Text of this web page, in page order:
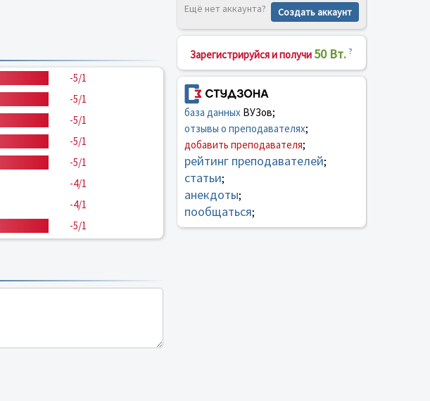
-5/1
-5/1
-5/1
-5/1
-5/1
-4/1
-4/1
-5/1
Ещё нет аккаунта? Создать аккаунт
Зарегистрируйся и получи 50 Вт. ?
база данныхВУЗов;
отзывы о преподавателях;
добавить преподавателя;
рейтинг преподавателей;
статьи;
анекдоты;
пообщаться;